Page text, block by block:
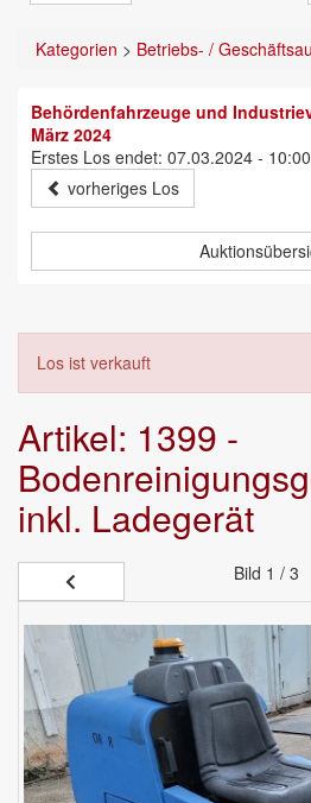
Kategorien > Betriebs- /
Behördenfahrzeuge und
März 2024
Erstes Los endet: 07.03.2024 -
vorheriges Los
Los ist verkauft
Artikel: 1399 -
inkl. Ladegerät
Bild 1 / 3